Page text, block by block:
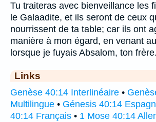
Tu traiteras avec bienveillance les
le Galaadite, et ils seront de ceux
nourrissent de ta table; car ils ont
manière à mon égard, en venant
lorsque je fuyais Absalom, ton frère.
Links
Genèse 40:14 Interlinéaire •
Multilingue • Génesis 40:14
40:14 Français • 1 Mose 40:14